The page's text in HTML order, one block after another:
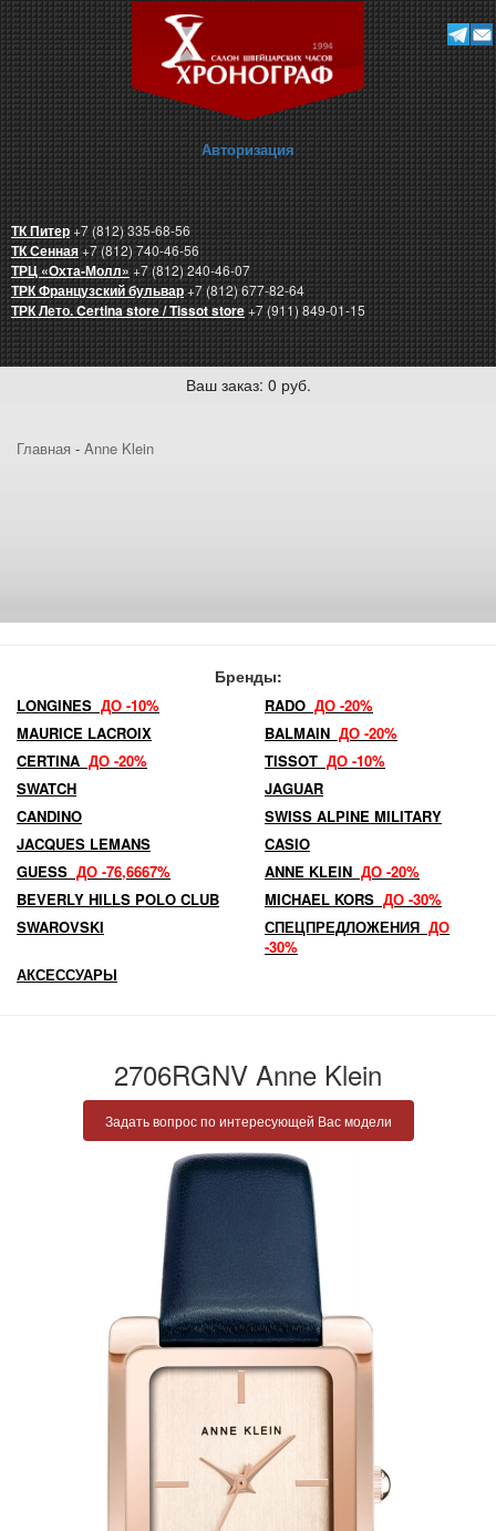
Авторизация
ТК Питер+7 (812) 335-68-56
ТК Сенная+7 (812) 740-46-56
ТРЦ «Охта-Молл»+7 (812) 240-46-07
ТРК Французский бульвар+7 (812) 677-82-64
ТРК Лето. Certina store / Tissot store+7 (911) 849-01-15
Ваш заказ: 0 руб.
Главная - Anne Klein
Бренды:
LONGINES ДО -10% RADO ДО -20%
MAURICE LACROIX
BALMAIN ДО -20%
CERTINA ДО -20% TISSOT ДО -10%
SWATCH
JAGUAR
CANDINO
SWISS ALPINE MILITARY
JACQUES LEMANS
CASIO
GUESS ДО -76,6667% ANNE KLEIN ДО -20%
BEVERLY HILLS POLO CLUB
MICHAEL KORS ДО -30%
SWAROVSKI
СПЕЦПРЕДЛОЖЕНИЯ ДО
-30%
АКСЕССУАРЫ
2706RGNV Anne Klein
Задать вопрос по интересующей Вас модели